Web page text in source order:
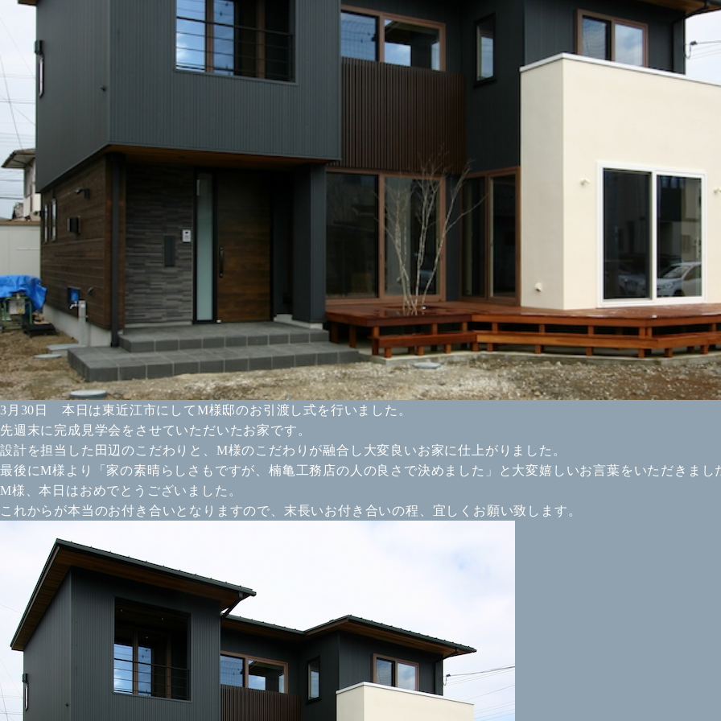
3月30日 本日は東近江市にしてM様邸のお引渡し式を行いました。
先週末に完成見学会をさせていただいたお家です。
設計を担当した田辺のこだわりと、M様のこだわりが融合し大変良いお家に仕上がりました。
最後にM様より「家の素晴らしさもですが、楠亀工務店の人の良さで決めました」と大変嬉しいお言葉をいただきまし
M様、本日はおめでとうございました。
これからが本当のお付き合いとなりますので、末長いお付き合いの程、宜しくお願い致します。